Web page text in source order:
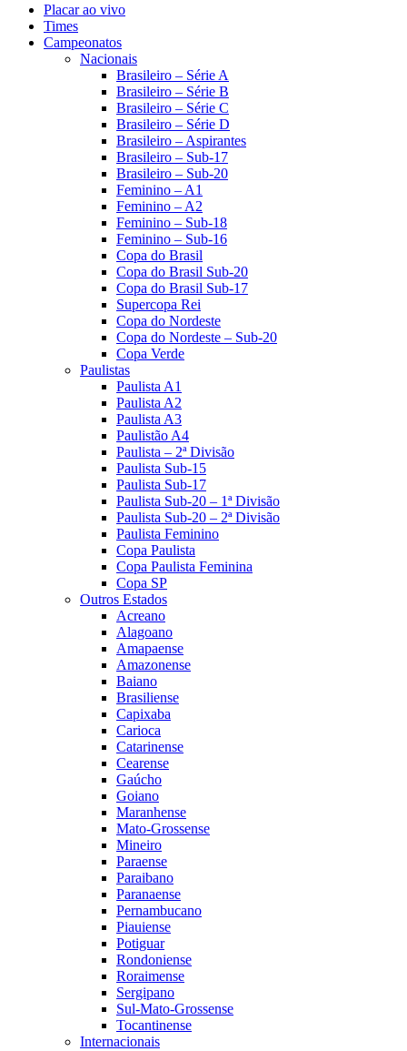
Placar ao vivo
Times
Campeonatos
Nacionais
Brasileiro – Série A
Brasileiro – Série B
Brasileiro – Série C
Brasileiro – Série D
Brasileiro – Aspirantes
Brasileiro – Sub-17
Brasileiro – Sub-20
Feminino – A1
Feminino – A2
Feminino – Sub-18
Feminino – Sub-16
Copa do Brasil
Copa do Brasil Sub-20
Copa do Brasil Sub-17
Supercopa Rei
Copa do Nordeste
Copa do Nordeste – Sub-20
Copa Verde
Paulistas
Paulista A1
Paulista A2
Paulista A3
Paulistão A4
Paulista – 2ª Divisão
Paulista Sub-15
Paulista Sub-17
Paulista Sub-20 – 1ª Divisão
Paulista Sub-20 – 2ª Divisão
Paulista Feminino
Copa Paulista
Copa Paulista Feminina
Copa SP
Outros Estados
Acreano
Alagoano
Amapaense
Amazonense
Baiano
Brasiliense
Capixaba
Carioca
Catarinense
Cearense
Gaúcho
Goiano
Maranhense
Mato-Grossense
Mineiro
Paraense
Paraibano
Paranaense
Pernambucano
Piauiense
Potiguar
Rondoniense
Roraimense
Sergipano
Sul-Mato-Grossense
Tocantinense
Internacionais